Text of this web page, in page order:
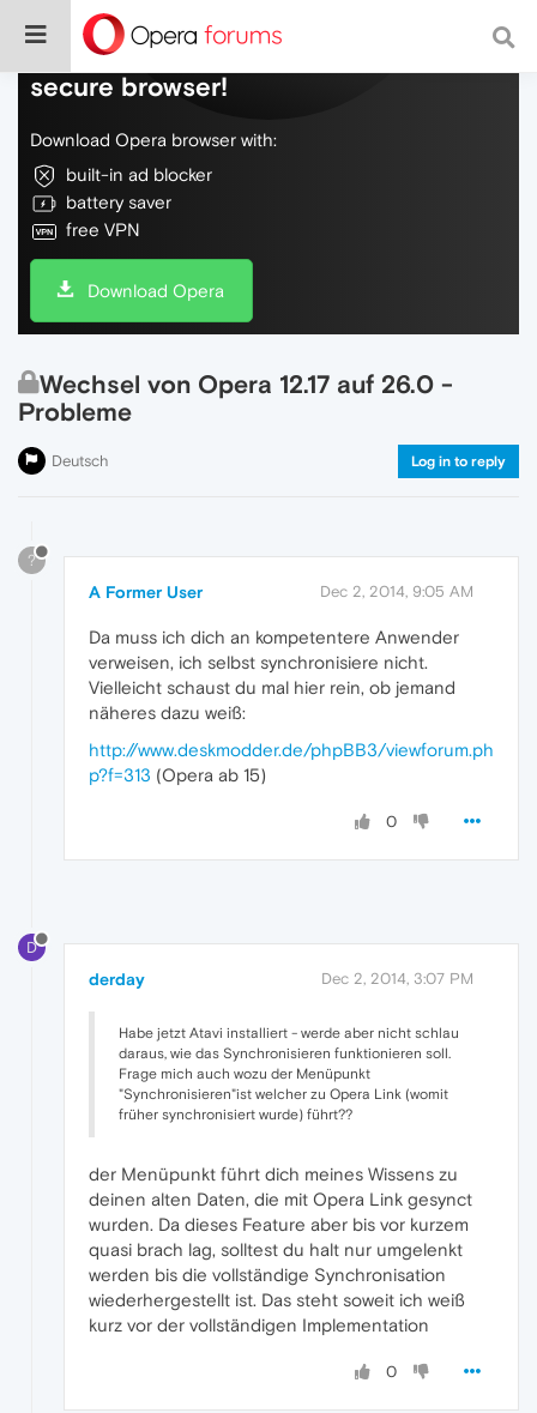
Do more on the web, with a fast and
secure browser!
Download Opera browser with:
built-in ad blocker
battery saver
free VPN
Download Opera
Wechsel von Opera 12.17 auf 26.0 -
Probleme
Deutsch Log in to reply
?
A Former User Dec 2, 2014, 9:05 AM
Da muss ich dich an kompetentere Anwender
verweisen, ich selbst synchronisiere nicht.
Vielleicht schaust du mal hier rein, ob jemand
näheres dazu weiß:
http://www.deskmodder.de/phpBB3/viewforum.ph
p?f=313 (Opera ab 15)
0
D
derday Dec 2, 2014, 3:07 PM
Habe jetzt Atavi installiert - werde aber nicht schlau
daraus, wie das Synchronisieren funktionieren soll.
Frage mich auch wozu der Menüpunkt
"Synchronisieren"ist welcher zu Opera Link (womit
früher synchronisiert wurde) führt??
der Menüpunkt führt dich meines Wissens zu
deinen alten Daten, die mit Opera Link gesynct
wurden. Da dieses Feature aber bis vor kurzem
quasi brach lag, solltest du halt nur umgelenkt
werden bis die vollständige Synchronisation
wiederhergestellt ist. Das steht soweit ich weiß
kurz vor der vollständigen Implementation
0